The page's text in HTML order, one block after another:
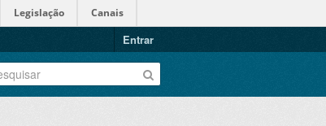
Legislação Canais
Entrar